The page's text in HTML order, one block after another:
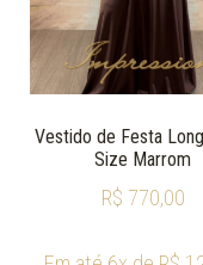
Vestido de Festa
Size Marrom
R$ 770,00